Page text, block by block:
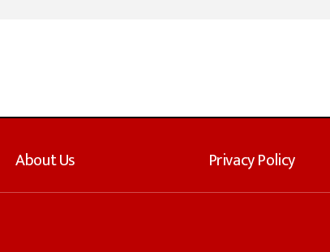
About Us Privacy Policy